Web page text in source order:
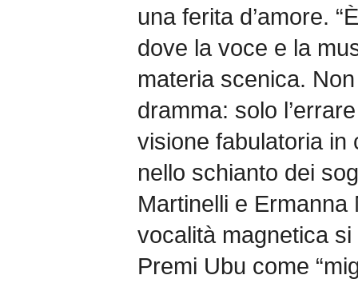
una ferita d’amore.
dove la voce e la
materia scenica. Non
dramma: solo
visione fabulatoria in
nello schianto dei
Martinelli e
vocalità magnetica
Premi Ubu come